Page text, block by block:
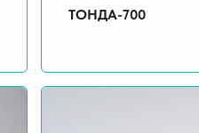
ТОНДА-700